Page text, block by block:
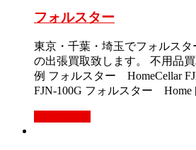
フォルスター
東京・千葉・埼玉でフォルス
の出張買取致します。 不用品
例 フォルスター HomeCellar
FJN-100G フォルスター